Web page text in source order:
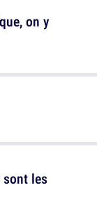
on y
sont les